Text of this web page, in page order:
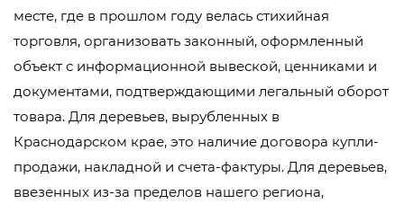
месте, где в прошлом году велась стихийная
торговля, организовать законный, оформленный
объект с информационной вывеской, ценниками и
документами, подтверждающими легальный оборот
товара. Для деревьев, вырубленных в
Краснодарском крае, это наличие договора купли-
продажи, накладной и счета-фактуры. Для деревьев,
ввезенных из-за пределов нашего региона,